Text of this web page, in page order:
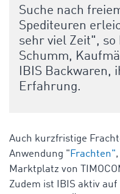
Suche nach
Spediteuren
sehr viel Zeit",
Schumm,
IBIS Backwaren,
Erfahrung.
Auch kurzfristige
Anwendung " Frachten"
Marktplatz von
Zudem ist IBIS aktiv